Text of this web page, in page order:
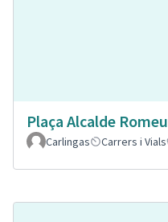
Plaça Alcalde Romeu
Carlingas
Carrers i Vials